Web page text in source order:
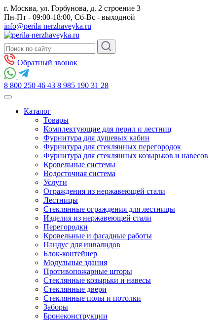
г. Москва, ул. Горбунова, д. 2 строение 3
Пн-Пт - 09:00-18:00, Сб-Вс - выходной
info@perila-nerzhaveyka.ru
Обратный звонок
8 800 250 46 43 8 985 190 31 28
Каталог
Товары
Комплектующие для перил и лестниц
Фурнитура для душевых кабин
Фурнитура для стеклянных перегородок
Фурнитура для стеклянных козырьков и навесов
Кровельные системы
Водосточная система
Услуги
Ограждения из нержавеющей стали
Лестницы
Стеклянные ограждения для лестницы
Изделия из нержавеющей стали
Перегородки
Кровельные и фасадные работы
Пандус для инвалидов
Блок-контейнер
Модульные здания
Противопожарные шторы
Стеклянные козырьки и навесы
Стеклянные двери
Стеклянные полы и потолки
Заборы
Бронеконструкции